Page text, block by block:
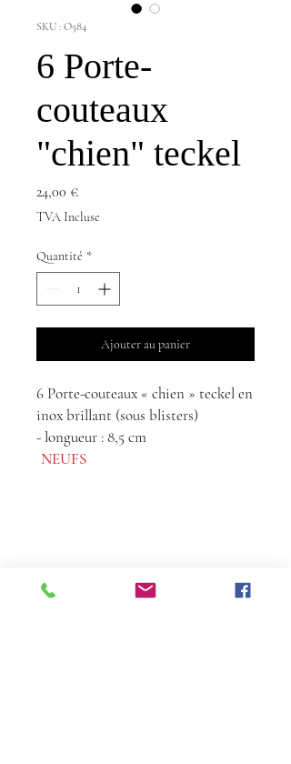
SKU : O584
6 Porte-
couteaux
"chien" teckel
24,00 €Prix
TVA Incluse
Quantité *
Ajouter au panier
6 Porte-couteaux « chien » teckel en
inox brillant (sous blisters)
- longueur : 8,5 cm
NEUFS
Contact